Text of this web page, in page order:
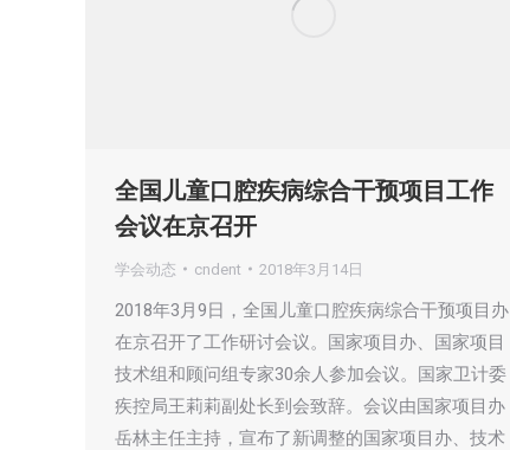
全国儿童口腔疾病综合干预项目工作
会议在京召开
学会动态 cndent 2018年3月14日
2018年3月9日，全国儿童口腔疾病综合干预项目办
在京召开了工作研讨会议。国家项目办、国家项目
技术组和顾问组专家30余人参加会议。国家卫计委
疾控局王莉莉副处长到会致辞。会议由国家项目办
岳林主任主持，宣布了新调整的国家项目办、技术